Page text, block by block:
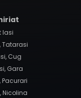
Iasi
Tatarasi
Cug
Gara
Nicolina